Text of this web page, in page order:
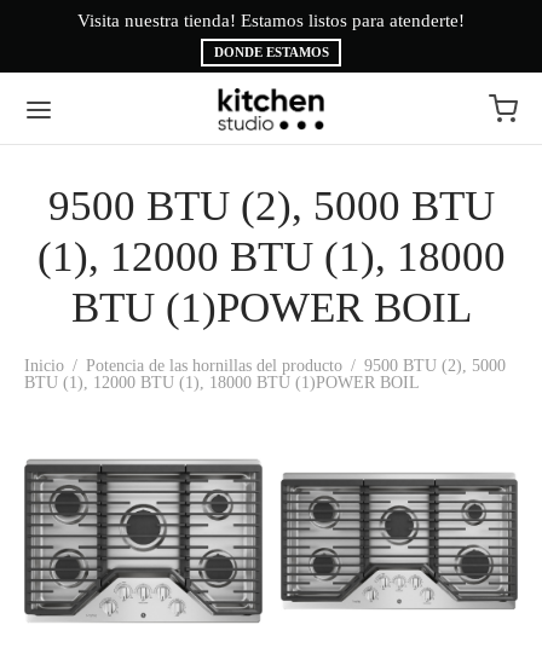
Visita nuestra tienda! Estamos listos para atenderte!
DONDE ESTAMOS
9500 BTU (2), 5000 BTU
(1), 12000 BTU (1), 18000
BTU (1)POWER BOIL
Inicio / Potencia de las hornillas del producto / 9500 BTU (2), 5000
BTU (1), 12000 BTU (1), 18000 BTU (1)POWER BOIL
Volver
BLANCA
Volver